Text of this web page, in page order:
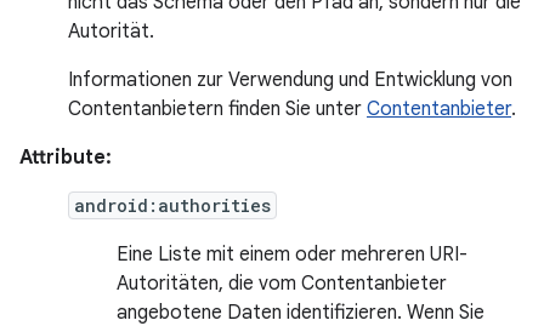
Autorität.
Informationen zur Verwendung und Entwicklung von
Contentanbietern finden Sie unter Contentanbieter.
Attribute:
android:authorities
Eine Liste mit einem oder mehreren URI-
Autoritäten, die vom Contentanbieter
angebotene Daten identifizieren. Wenn Sie